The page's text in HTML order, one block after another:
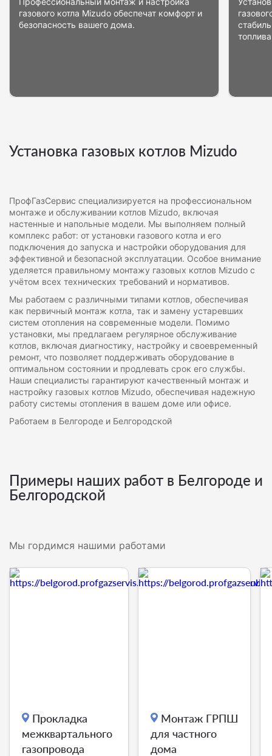
газового котла Mizudo обеспечат комфорт и
безопасность вашего дома.
Установка газовых котлов Mizudo
ПрофГазСервис специализируется на профессиональном
монтаже и обслуживании котлов Mizudo, включая
настенные и напольные модели. Мы выполняем полный
комплекс работ: от установки газового котла и его
подключения до запуска и настройки оборудования для
эффективной и безопасной эксплуатации. Особое внимание
уделяется правильному монтажу газовых котлов Mizudo с
учётом всех технических требований и нормативов.
Мы работаем с различными типами котлов, обеспечивая
как первичный монтаж котла, так и замену устаревших
систем отопления на современные модели. Помимо
установки, мы предлагаем регулярное обслуживание
котлов, включая диагностику, настройку и своевременный
ремонт, что позволяет поддерживать оборудование в
оптимальном состоянии и продлевать срок его службы.
Наши специалисты гарантируют качественный монтаж и
настройку газовых котлов Mizudo, обеспечивая надежную
работу системы отопления в вашем доме или офисе.
Работаем в Белгороде и Белгородской
Примеры наших работ в Белгороде и
Белгородской
Мы гордимся нашими работами
Прокладка
межквартального
газопровода
Монтаж ГРПШ
для частного
дома